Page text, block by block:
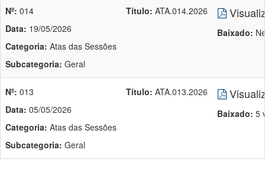
Nº: 014
Data: 19/05/2026
Categoria: Atas das Sessões
Subcategoria: Geral
Título: ATA.014.2026
Baixado:
Nº: 013
Data: 05/05/2026
Categoria: Atas das Sessões
Subcategoria: Geral
Título: ATA.013.2026
Baixado: 5